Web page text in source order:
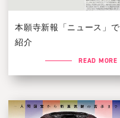
本願寺新報「ニュース」で
紹介
READ MORE